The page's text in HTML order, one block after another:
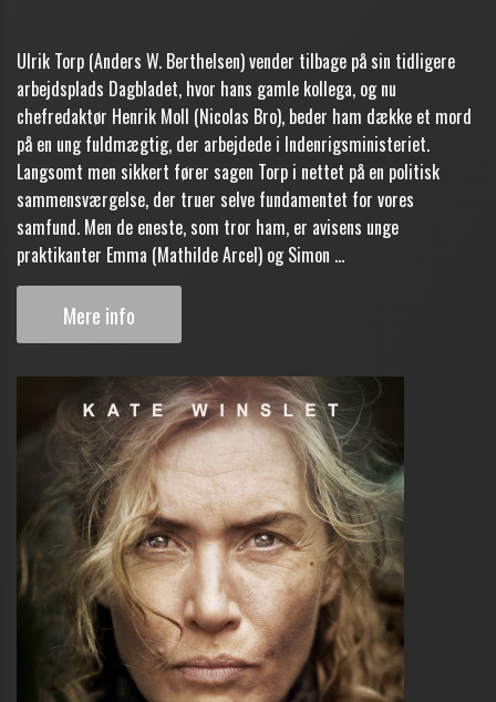
Ulrik Torp (Anders W. Berthelsen) vender tilbage på sin tidligere
arbejdsplads Dagbladet, hvor hans gamle kollega, og nu
chefredaktør Henrik Moll (Nicolas Bro), beder ham dække et mord
på en ung fuldmægtig, der arbejdede i Indenrigsministeriet.
Langsomt men sikkert fører sagen Torp i nettet på en politisk
sammensværgelse, der truer selve fundamentet for vores
samfund. Men de eneste, som tror ham, er avisens unge
praktikanter Emma (Mathilde Arcel) og Simon ...
Mere info